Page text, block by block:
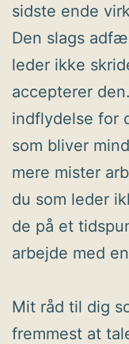
sidste ende
Den slags
leder ikke
accepterer
indflydelse for
som bliver
mere mister
du som leder
de på et
arbejde med
Mit råd til dig
fremmest at